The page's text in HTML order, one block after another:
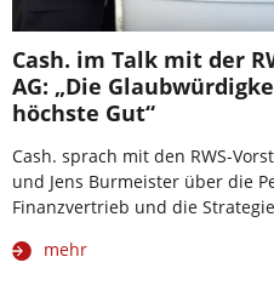
Cash. im Talk mit der
AG: „Die
höchste Gut“
Cash. sprach mit den RWS-
und Jens Burmeister über die
Finanzvertrieb und die
mehr